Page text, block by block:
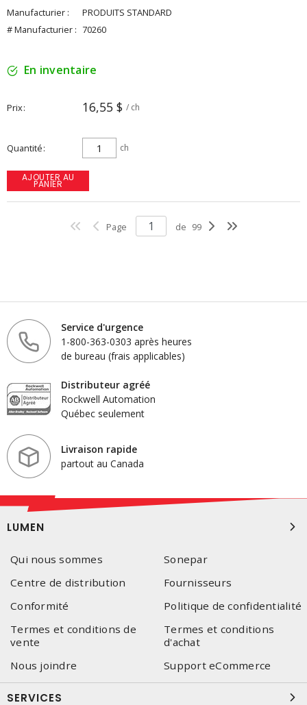
Manufacturier :
PRODUITS STANDARD
# Manufacturier : 70260
En inventaire
Prix 16,55 $ / ch
Quantité ch
AJOUTER AU
PANIER
Page de 99
Service d'urgence
1-800-363-0303 après heures
de bureau (frais applicables)
Distributeur agréé
Rockwell Automation
Québec seulement
Livraison rapide
partout au Canada
LUMEN
Qui nous sommes
Sonepar
Centre de distribution
Fournisseurs
Conformité
Politique de confidentialité
Termes et conditions de
vente
Termes et conditions
d'achat
Nous joindre
Support eCommerce
SERVICES